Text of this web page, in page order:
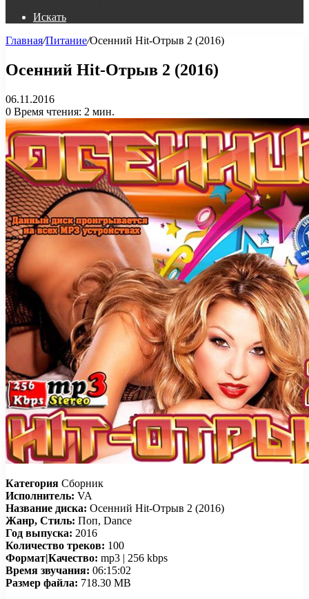
Искать
Главная/Питание/Осенний Hit-Отрыв 2 (2016)
Осенний Hit-Отрыв 2 (2016)
06.11.2016
0 Время чтения: 2 мин.
Категория Сборник
Исполнитель: VA
Название диска: Осенний Hit-Отрыв 2 (2016)
Жанр, Стиль: Поп, Dance
Год выпуска: 2016
Количество треков: 100
Формат|Качество: mp3 | 256 kbps
Время звучания: 06:15:02
Размер файла: 718.30 MB